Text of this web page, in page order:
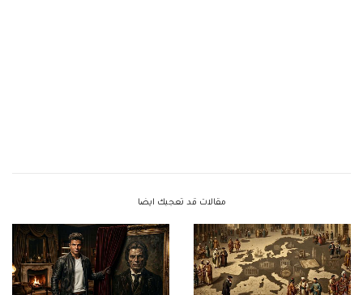
مقالات قد تعجبك ايضا